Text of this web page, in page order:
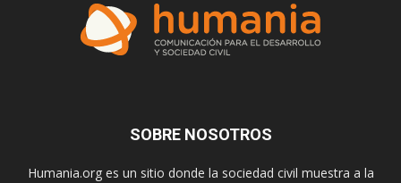
SOBRE NOSOTROS
Humania.org es un sitio donde la sociedad civil muestra a la